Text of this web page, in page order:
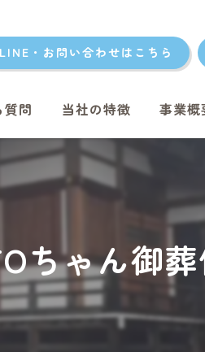
LINE・お問い合わせはこちら
質問 当社の特徴
愛犬
富津のペット火葬
袖ケ浦のペット火葬
事業概
ちゃん御